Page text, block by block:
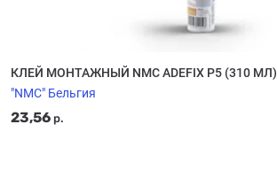
КЛЕЙ МОНТАЖНЫЙ NMC ADEFIX P5 (310 МЛ)
"NMC" Бельгия
23,56 р.